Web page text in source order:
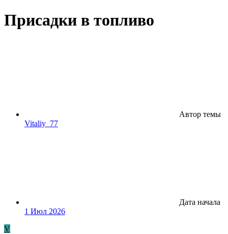
Присадки в топливо
Автор темы
Vitaliy_77
Дата начала
1 Июл 2026
V